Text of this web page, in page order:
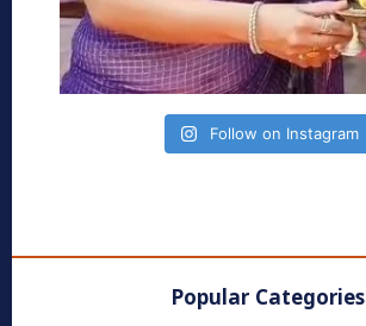
Follow on Instagram
Popular Categories